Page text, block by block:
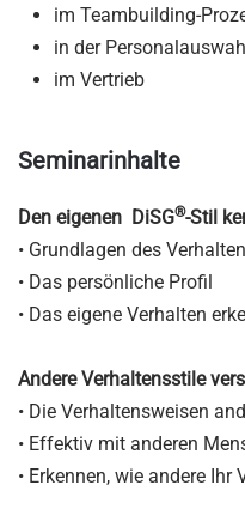
im Teambuilding-
in der
im Vertrieb
Seminarinhalte
Den eigenen DiSG®-Stil
• Grundlagen des
• Das persönliche Profil
• Das eigene Verhalten
Andere Verhaltensstile
• Die Verhaltensweisen
• Effektiv mit anderen
• Erkennen, wie andere Ihr